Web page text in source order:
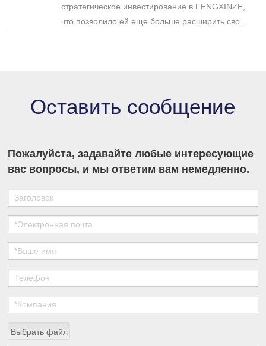
хроматографии.
стратегическое инвестирование в FENGXINZE,
что позволило ей еще больше расширить свое
Оставить сообщение
Пожалуйста, задавайте любые интересующие
вас вопросы, и мы ответим вам немедленно.
Выбрать файл